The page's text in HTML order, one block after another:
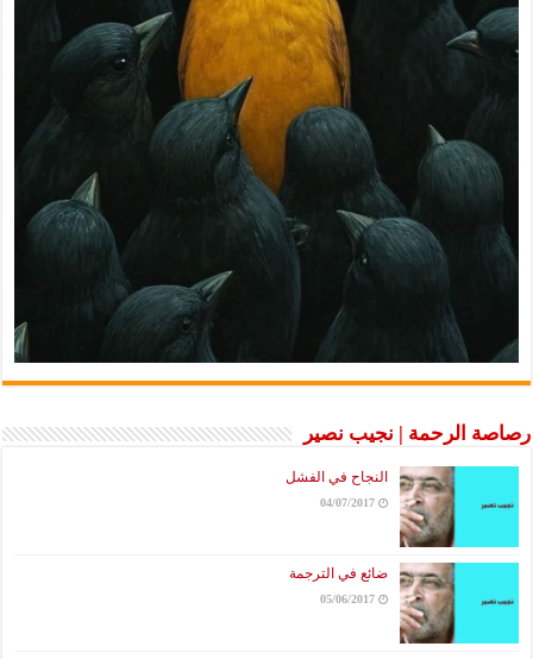
رصاصة الرحمة | نجيب نصير
النجاح في الفشل
04/07/2017
ضائع في الترجمة
05/06/2017